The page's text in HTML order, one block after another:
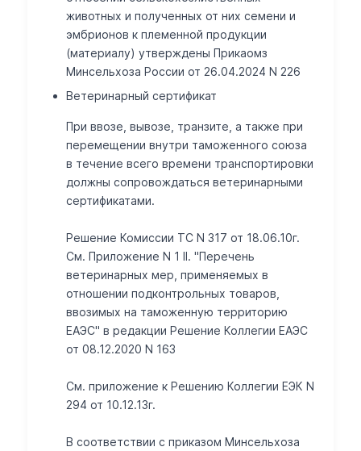
животных и полученных от них семени и
эмбрионов к племенной продукции
(материалу) утверждены Прикаомз
Минсельхоза России от 26.04.2024 N 226
Ветеринарный сертификат
При ввозе, вывозе, транзите, а также при
перемещении внутри таможенного союза
в течение всего времени транспортировки
должны сопровождаться ветеринарными
сертификатами.
Решение Комиссии ТС N 317 от 18.06.10г.
См. Приложение N 1 II. "Перечень
ветеринарных мер, применяемых в
отношении подконтрольных товаров,
ввозимых на таможенную территорию
ЕАЭС" в редакции Решение Коллегии ЕАЭС
от 08.12.2020 N 163
Cм. приложение к Решению Коллегии ЕЭК N
294 от 10.12.13г.
В соответствии с приказом Минсельхоза